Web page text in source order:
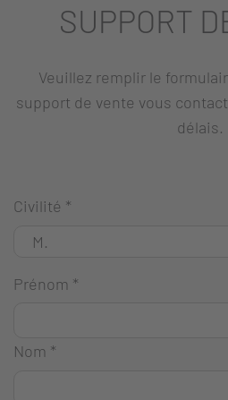
SUPPORT
Veuillez remplir le
support de vente vous
délais.
Civilité *
Prénom *
Nom *